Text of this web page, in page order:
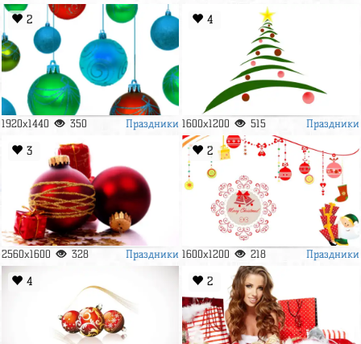
2
1920x1440 350 Праздники
4
1600x1200 515 Праздники
3
2560x1600 328 Праздники
2
1600x1200 218 Праздники
4 2